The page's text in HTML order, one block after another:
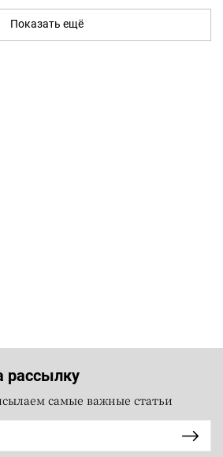
Показать ещё
рассылку
самые важные статьи